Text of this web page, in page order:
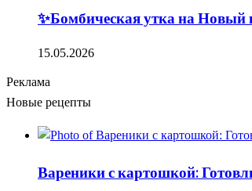
✨Бомбическая утка на Новый
15.05.2026
Реклама
Новые рецепты
Вареники с картошкой: